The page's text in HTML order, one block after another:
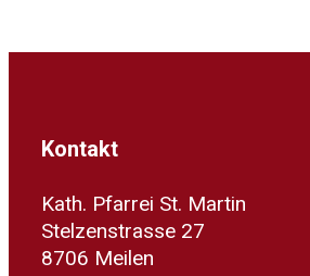
Kontakt
Kath. Pfarrei St. Martin
Stelzenstrasse 27
8706 Meilen